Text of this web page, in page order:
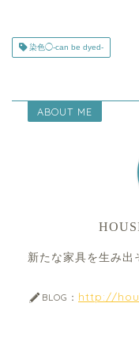
染色◯-can be dyed-
ABOUT ME
新たな家具を生み出
BLOG： http://